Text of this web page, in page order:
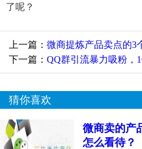
了呢？
上一篇： 微商提炼产品卖点的3
下一篇： QQ群引流暴力吸粉，
猜你喜欢
微商卖的产
怎么看待？